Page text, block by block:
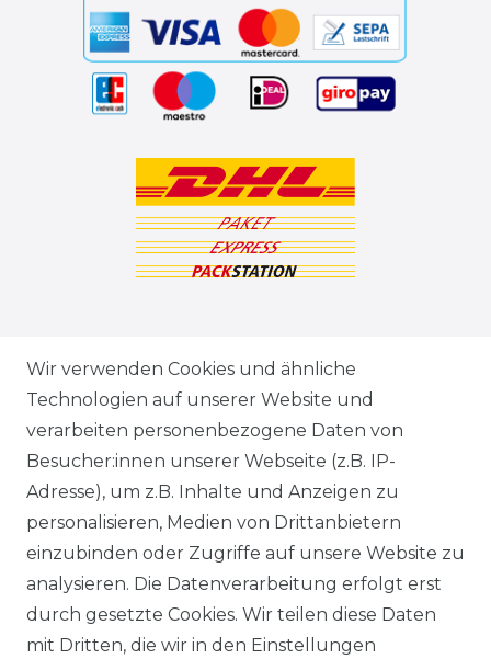
VERSANDARTEN & -KOSTEN
GEWERBETREIBENDE?
HILFE
KONTAKT
ANFAHRT
Wir verwenden Cookies und ähnliche
Technologien auf unserer Website und
verarbeiten personenbezogene Daten von
Besucher:innen unserer Webseite (z.B. IP-
Adresse), um z.B. Inhalte und Anzeigen zu
personalisieren, Medien von Drittanbietern
einzubinden oder Zugriffe auf unsere Website zu
analysieren. Die Datenverarbeitung erfolgt erst
durch gesetzte Cookies. Wir teilen diese Daten
mit Dritten, die wir in den Einstellungen